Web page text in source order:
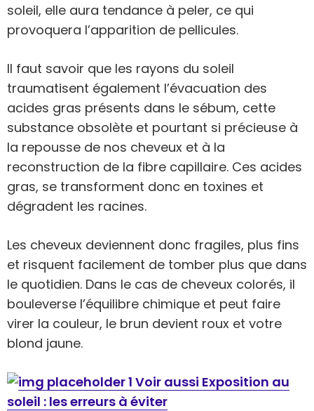
soleil, elle aura tendance à peler, ce qui
provoquera l’apparition de pellicules.
Il faut savoir que les rayons du soleil
traumatisent également l’évacuation des
acides gras présents dans le sébum, cette
substance obsolète et pourtant si précieuse à
la repousse de nos cheveux et à la
reconstruction de la fibre capillaire. Ces acides
gras, se transforment donc en toxines et
dégradent les racines.
Les cheveux deviennent donc fragiles, plus fins
et risquent facilement de tomber plus que dans
le quotidien. Dans le cas de cheveux colorés, il
bouleverse l’équilibre chimique et peut faire
virer la couleur, le brun devient roux et votre
blond jaune.
Voir aussi Exposition au
soleil : les erreurs à éviter